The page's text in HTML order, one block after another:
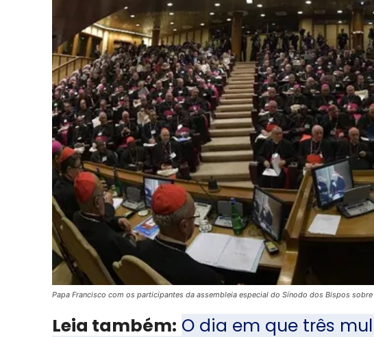
Papa Francisco com os participantes da assembleia especial do Sínodo dos Bispos
Leia também: O dia em que três